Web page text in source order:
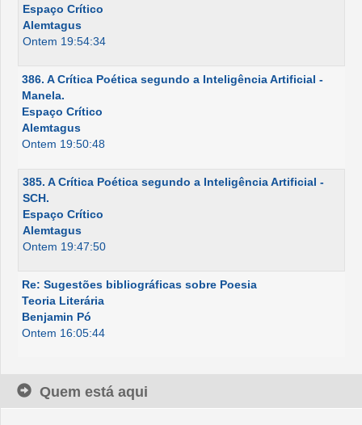
Espaço Crítico
Alemtagus
Ontem 19:54:34
386. A Crítica Poética segundo a Inteligência Artificial -
Manela.
Espaço Crítico
Alemtagus
Ontem 19:50:48
385. A Crítica Poética segundo a Inteligência Artificial -
SCH.
Espaço Crítico
Alemtagus
Ontem 19:47:50
Re: Sugestões bibliográficas sobre Poesia
Teoria Literária
Benjamin Pó
Ontem 16:05:44
Quem está aqui